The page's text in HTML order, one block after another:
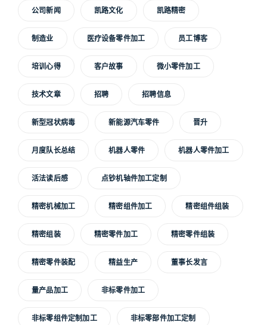
公司新闻 凯路文化 凯路精密
制造业 医疗设备零件加工 员工博客
培训心得 客户故事 微小零件加工
技术文章 招聘 招聘信息
新型冠状病毒 新能源汽车零件 晋升
月度队长总结 机器人零件 机器人零件加工
活法读后感 点钞机轴件加工定制
精密机械加工 精密组件加工 精密组件组装
精密组装 精密零件加工 精密零件组装
精密零件装配 精益生产 董事长发言
量产品加工 非标零件加工
非标零组件定制加工 非标零部件加工定制